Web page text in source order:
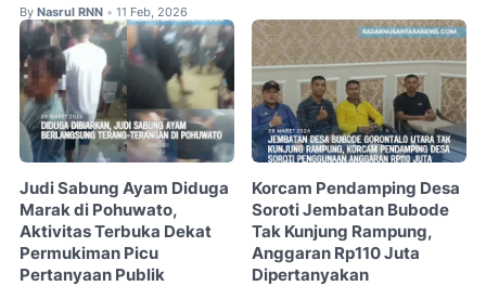
By Nasrul RNN • 11 Feb, 2026
Judi Sabung Ayam Diduga
Marak di Pohuwato,
Aktivitas Terbuka Dekat
Permukiman Picu
Pertanyaan Publik
Korcam Pendamping Desa
Soroti Jembatan Bubode
Tak Kunjung Rampung,
Anggaran Rp110 Juta
Dipertanyakan